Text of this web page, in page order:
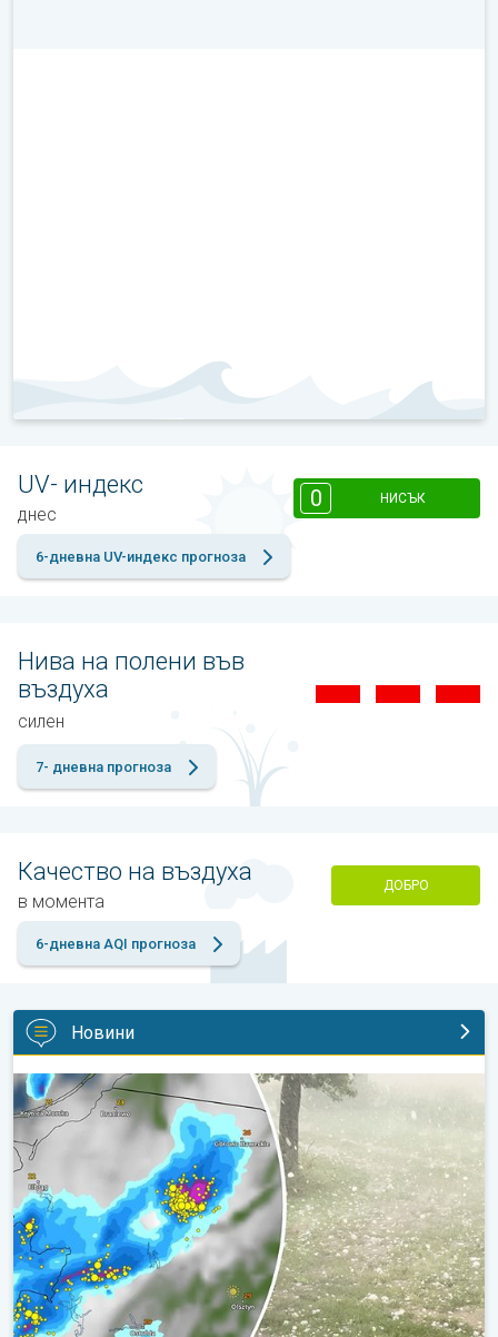
UV- индекс
днес
0 НИСЪК
6-дневна UV-индекс прогноза
Нива на полени във
въздуха
силен
7- дневна прогноза
Качество на въздуха
в момента
ДОБРО
6-дневна AQI прогноза
Новини
Огромни градушки в Полша. Бури връхлитат градове. . .